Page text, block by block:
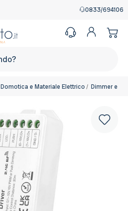
0833/694106
Domotica e Materiale Elettrico Dimmer e